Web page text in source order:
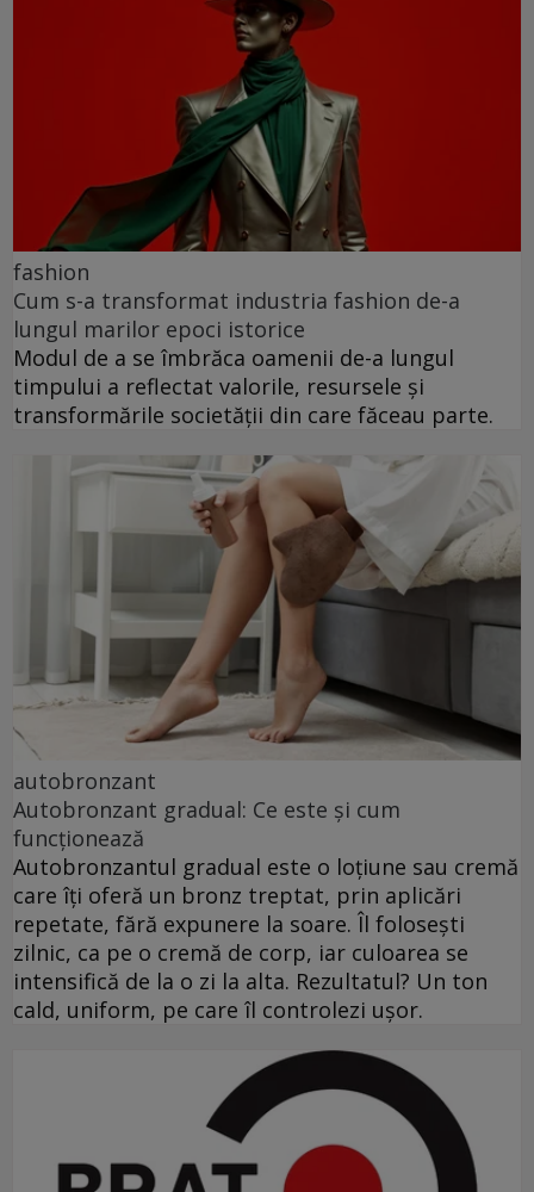
fashion
Cum s-a transformat industria fashion de-a
lungul marilor epoci istorice
Modul de a se îmbrăca oamenii de-a lungul
timpului a reflectat valorile, resursele și
transformările societății din care făceau parte.
autobronzant
Autobronzant gradual: Ce este și cum
funcționează
Autobronzantul gradual este o loțiune sau cremă
care îți oferă un bronz treptat, prin aplicări
repetate, fără expunere la soare. Îl folosești
zilnic, ca pe o cremă de corp, iar culoarea se
intensifică de la o zi la alta. Rezultatul? Un ton
cald, uniform, pe care îl controlezi ușor.